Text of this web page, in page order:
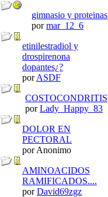
gimnasio y proteinas
pormar_12_6
etinilestradiol y
drospirenona
dopantes¿?
porASDF
COSTOCONDRITIS
porLady_Happy_83
DOLOR EN
PECTORAL
por Anonimo
AMINOACIDOS
RAMIFICADOS....
porDavid69zgz